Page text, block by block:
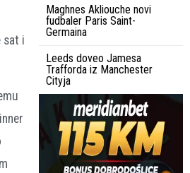
sat i
Maghnes Akliouche novi
fudbaler Paris Saint-
Germaina
Leeds doveo Jamesa
Trafforda iz Manchester
Cityja